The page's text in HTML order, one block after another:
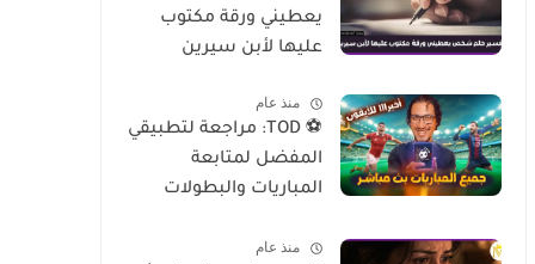
يعطيني ورقة مكتوب
عليها لأبن سيرين
منذ عام
⚽ TOD: مراجعة لتطبيقي
المفضل لمتابعة
المباريات والبطولات
منذ عام